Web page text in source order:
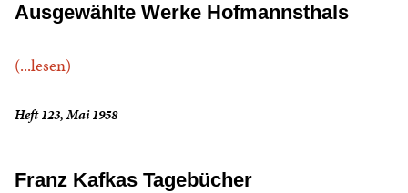
Ausgewählte Werke Hofmannsthals
(...lesen)
Heft 123, Mai 1958
Franz Kafkas Tagebücher